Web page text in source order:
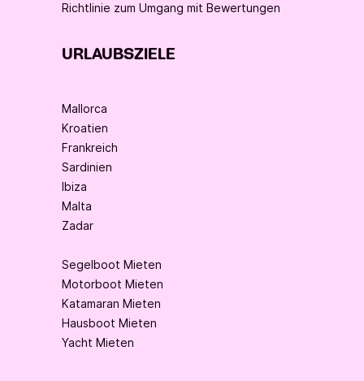
Richtlinie zum Umgang mit Bewertungen
URLAUBSZIELE
Mallorca
Kroatien
Frankreich
Sardinien
Ibiza
Malta
Zadar
Segelboot Mieten
Motorboot Mieten
Katamaran Mieten
Hausboot Mieten
Yacht Mieten